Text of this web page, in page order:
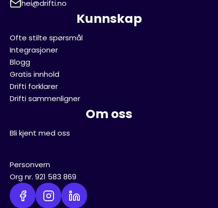
hei@drifti.no
Kunnskap
Ofte stilte spørsmål
Integrasjoner
Blogg
Gratis innhold
Drifti forklarer
Drifti sammenligner
Om oss
Bli kjent med oss
Personvern
Org nr. 921 583 869